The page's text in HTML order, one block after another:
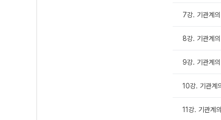
7강. 기관계
8강. 기관계
9강. 기관계
10강. 기관계
11강. 기관계